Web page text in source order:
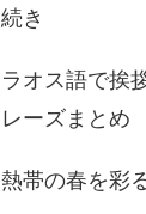
続き
ラオス語で挨
レーズまとめ
熱帯の春を彩